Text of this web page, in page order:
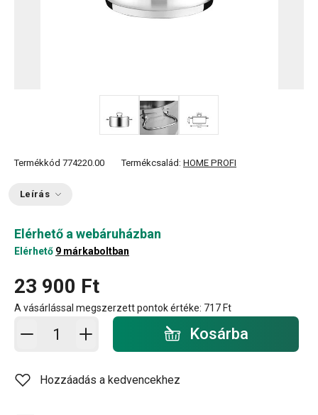
Termékkód 774220.00 Termékcsalád: HOME PROFI
Leírás
Elérhető a webáruházban
Elérhető 9 márkaboltban
23 900 Ft
A vásárlással megszerzett pontok értéke: 717 Ft
Kosárba - mennyiség Kosárba
Hozzáadás a kedvencekhez